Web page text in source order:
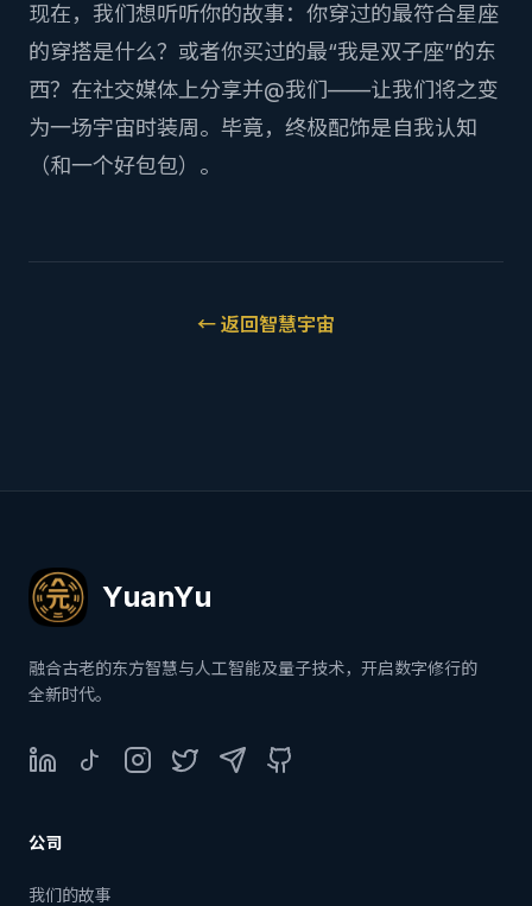
现在，我们想听听你的故事：你穿过的最符合星座
的穿搭是什么？或者你买过的最“我是双子座”的东
西？在社交媒体上分享并@我们——让我们将之变
为一场宇宙时装周。毕竟，终极配饰是自我认知
（和一个好包包）。
← 返回智慧宇宙
YuanYu
融合古老的东方智慧与人工智能及量子技术，开启数字修行的
全新时代。
公司
我们的故事